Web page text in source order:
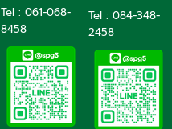
Tel : 061-068-
8458
Tel : 084-348-
2458